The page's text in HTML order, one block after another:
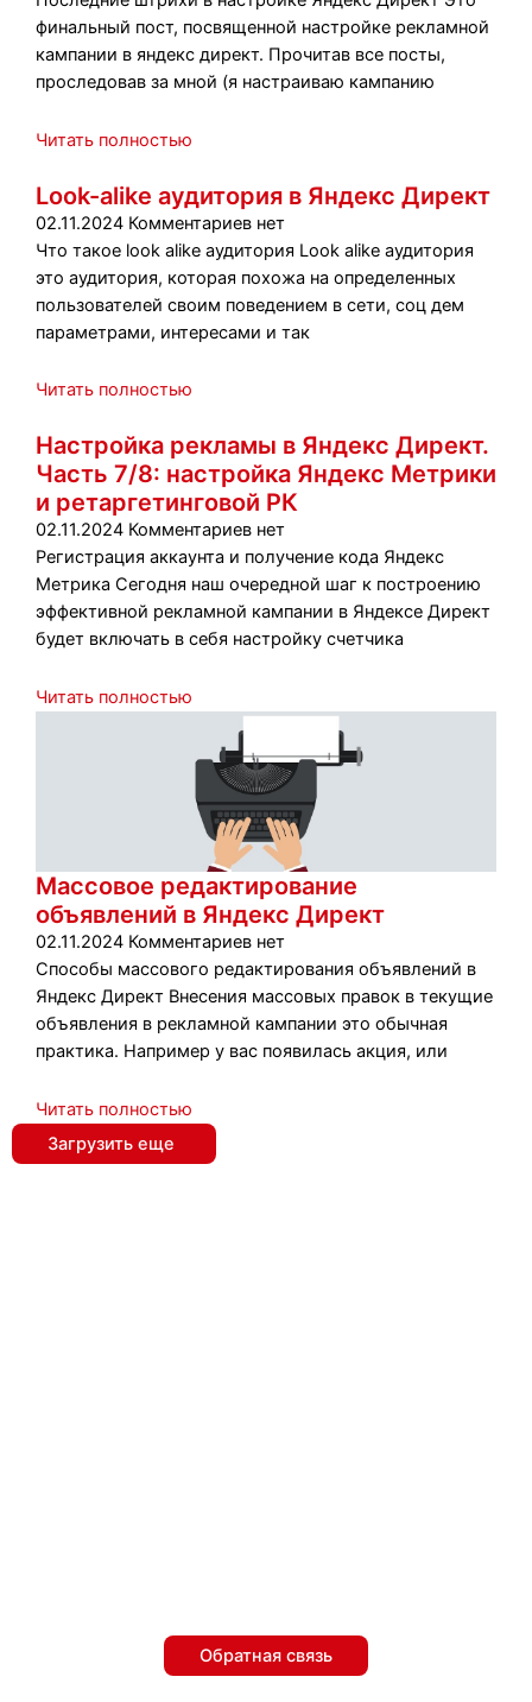
финальный пост, посвященной настройке рекламной
кампании в яндекс директ. Прочитав все посты,
проследовав за мной (я настраиваю кампанию
Читать полностью
Look-alike аудитория в Яндекс Директ
02.11.2024 Комментариев нет
Что такое look alike аудитория Look alike аудитория
это аудитория, которая похожа на определенных
пользователей своим поведением в сети, соц дем
параметрами, интересами и так
Читать полностью
Настройка рекламы в Яндекс Директ.
Часть 7/8: настройка Яндекс Метрики
и ретаргетинговой РК
02.11.2024 Комментариев нет
Регистрация аккаунта и получение кода Яндекс
Метрика Сегодня наш очередной шаг к построению
эффективной рекламной кампании в Яндексе Директ
будет включать в себя настройку счетчика
Читать полностью
Массовое редактирование
объявлений в Яндекс Директ
02.11.2024 Комментариев нет
Способы массового редактирования объявлений в
Яндекс Директ Внесения массовых правок в текущие
объявления в рекламной кампании это обычная
практика. Например у вас появилась акция, или
Читать полностью
Загрузить еще
Обратная связь